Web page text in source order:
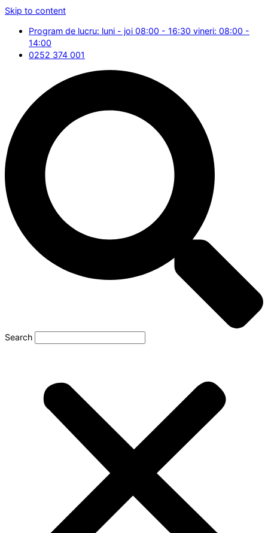
Skip to content
Program de lucru: luni - joi 08:00 - 16:30 vineri: 08:00 -
14:00
0252 374 001
Search